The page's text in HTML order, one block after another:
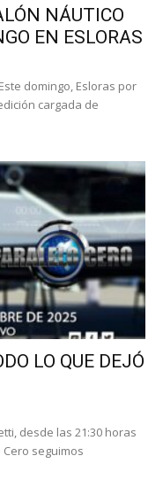
NÁUTICO
EN ESLORAS
domingo, Esloras por
cargada de
LO QUE DEJÓ
desde las 21:30 horas
Cero seguimos